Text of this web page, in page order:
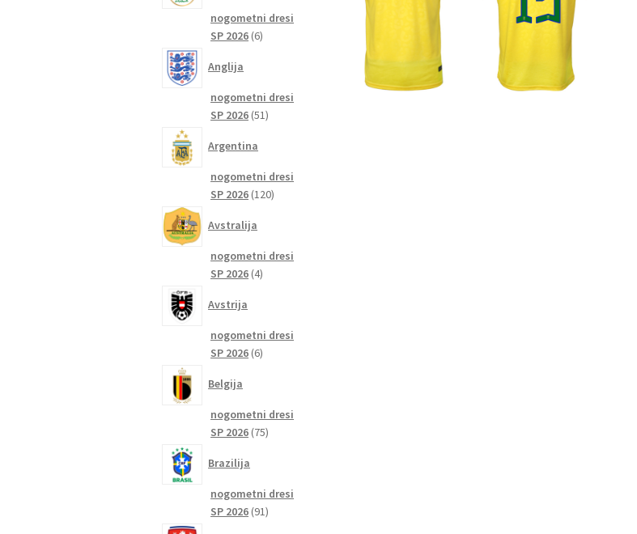
nogometni dresi
SP 2026 66
Anglija
nogometni dresi
SP 2026 5151
Argentina
nogometni dresi
SP 2026 120120
Avstralija
nogometni dresi
SP 2026 44
Avstrija
nogometni dresi
SP 2026 66
Belgija
nogometni dresi
SP 2026 7575
Brazilija
nogometni dresi
SP 2026 9191